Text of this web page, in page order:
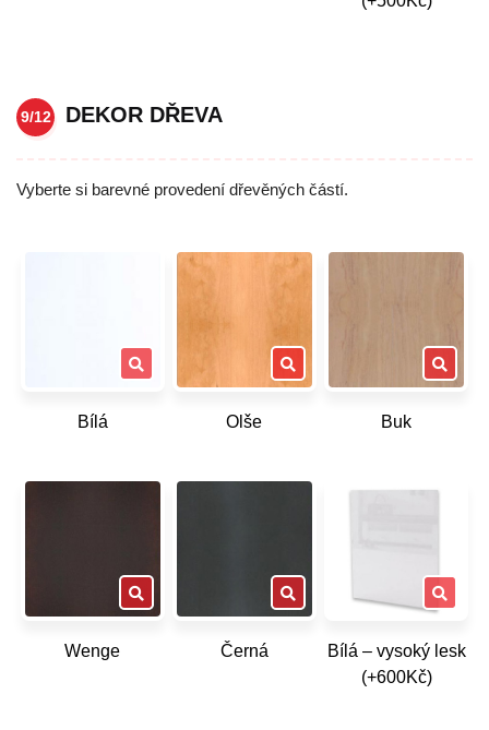
9/12 DEKOR DŘEVA
Vyberte si barevné provedení dřevěných částí.
Bílá Olše Buk
Wenge Černá
Bílá – vysoký lesk
(+600Kč)